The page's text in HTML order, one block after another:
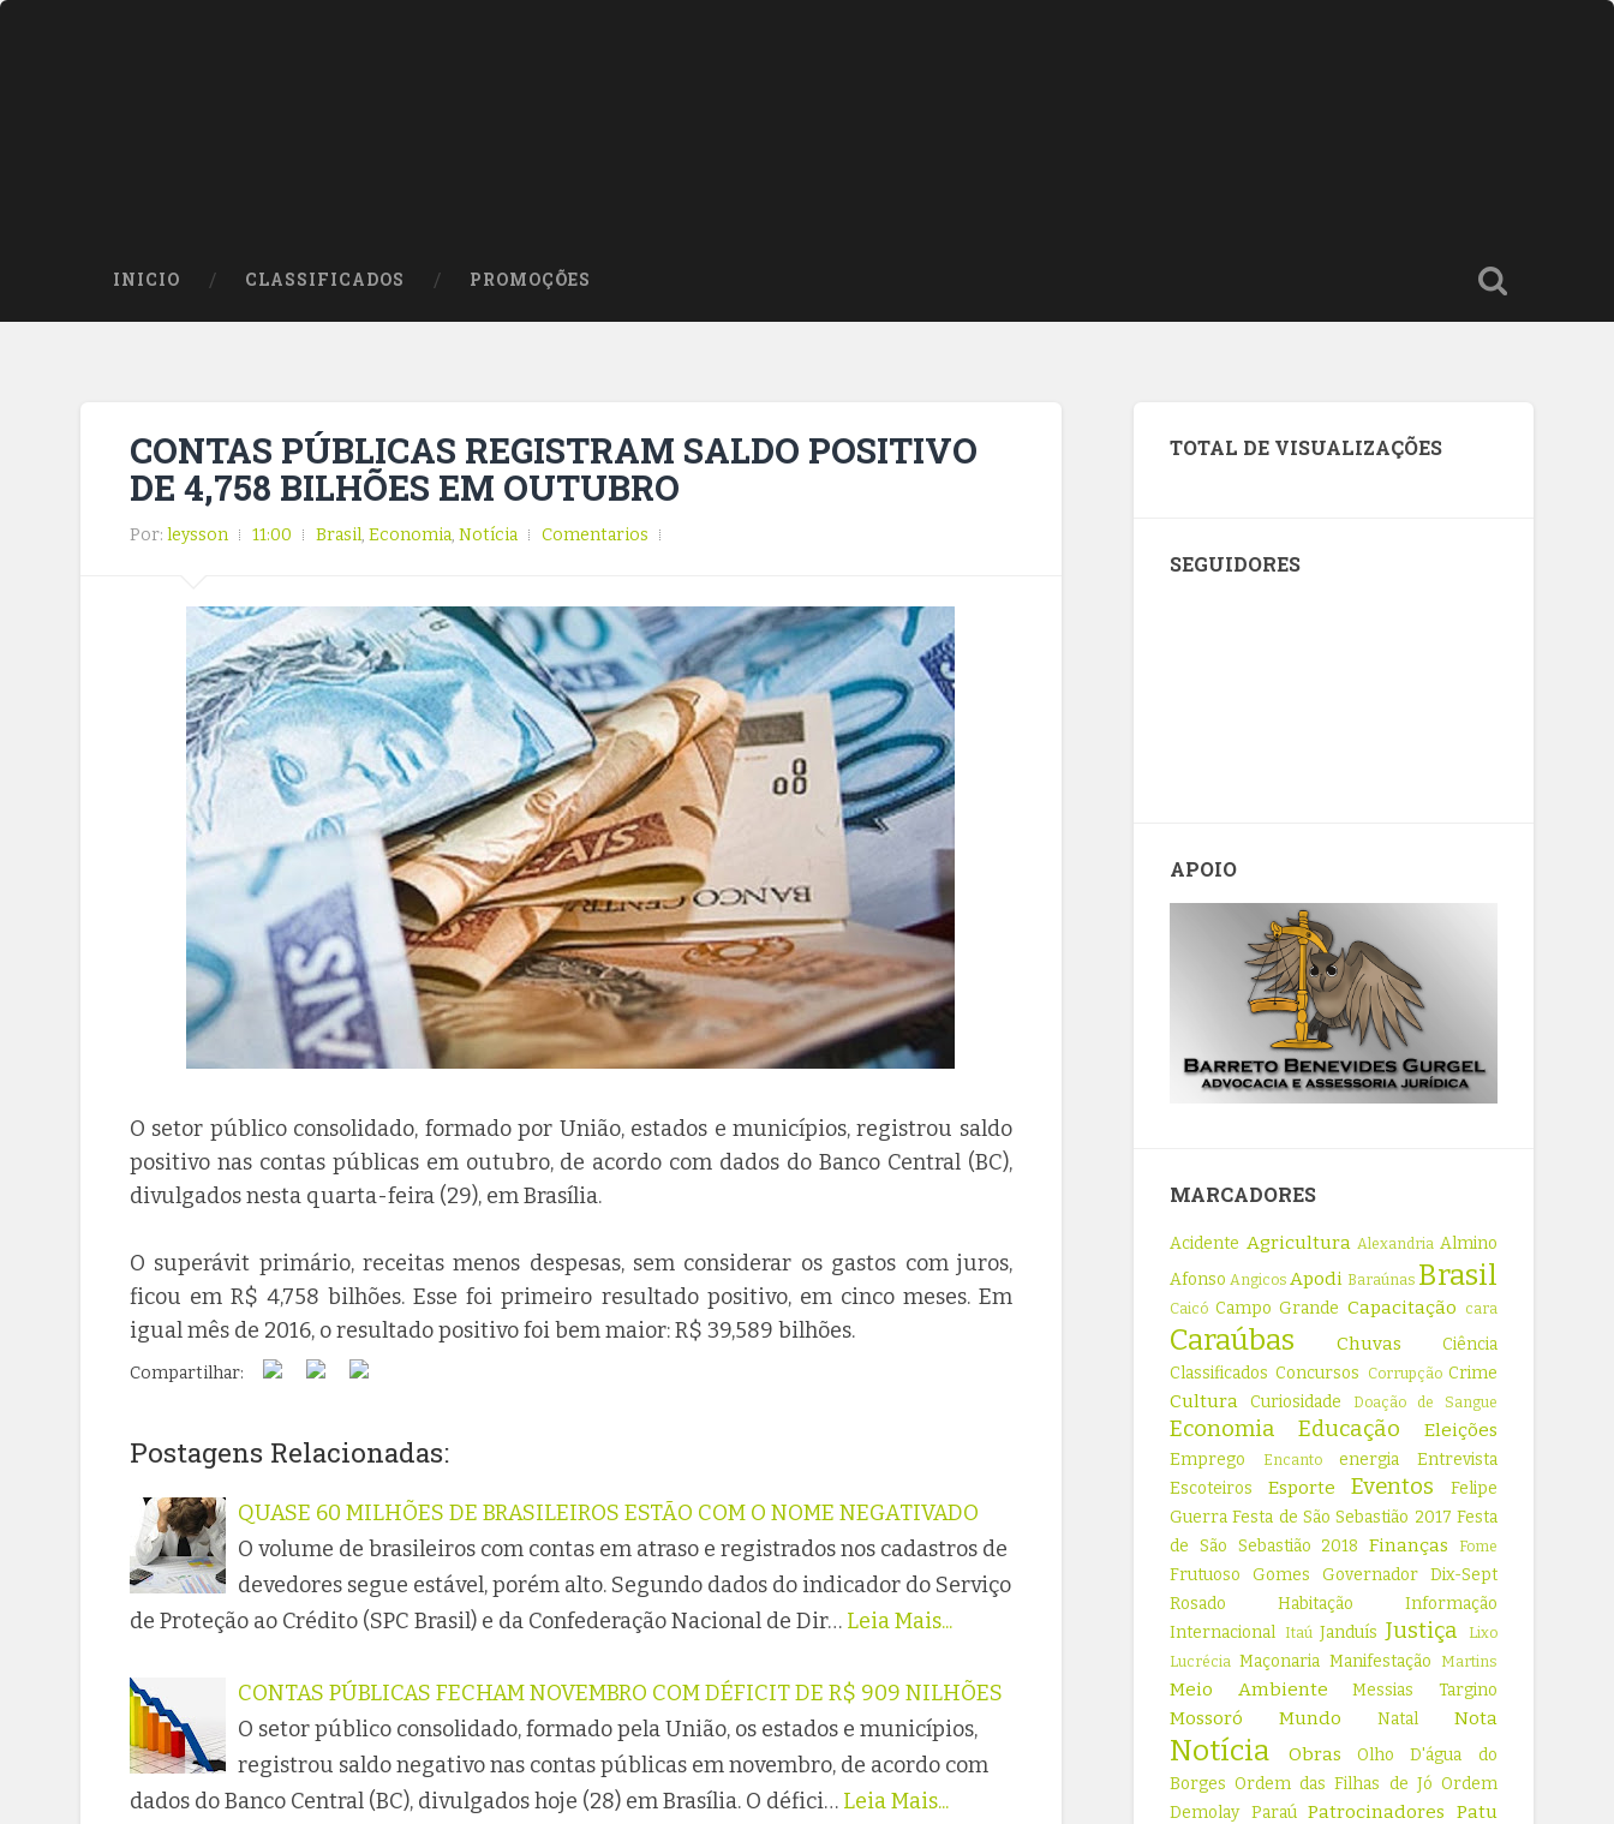
INICIO CLASSIFICADOS PROMOÇÕES
CONTAS PÚBLICAS REGISTRAM SALDO POSITIVO
DE 4,758 BILHÕES EM OUTUBRO
Por:leysson 11:00 Brasil,Economia,Notícia Comentarios
O setor público consolidado, formado por União, estados e municípios, registrou saldo
positivo nas contas públicas em outubro, de acordo com dados do Banco Central (BC),
divulgados nesta quarta-feira (29), em Brasília.
O superávit primário, receitas menos despesas, sem considerar os gastos com juros,
ficou em R$ 4,758 bilhões. Esse foi primeiro resultado positivo, em cinco meses. Em
igual mês de 2016, o resultado positivo foi bem maior: R$ 39,589 bilhões.
Compartilhar:
Postagens Relacionadas:
QUASE 60 MILHÕES DE BRASILEIROS ESTÃO COM O NOME NEGATIVADO
O volume de brasileiros com contas em atraso e registrados nos cadastros de
devedores segue estável, porém alto. Segundo dados do indicador do Serviço
de Proteção ao Crédito (SPC Brasil) e da Confederação Nacional de Dir… Leia Mais...
CONTAS PÚBLICAS FECHAM NOVEMBRO COM DÉFICIT DE R$ 909 NILHÕES
O setor público consolidado, formado pela União, os estados e municípios,
registrou saldo negativo nas contas públicas em novembro, de acordo com
dados do Banco Central (BC), divulgados hoje (28) em Brasília. O défici… Leia Mais...
TOTAL DE VISUALIZAÇÕES
SEGUIDORES
APOIO
MARCADORES
Acidente Agricultura Alexandria Almino
Afonso Angicos Apodi Baraúnas Brasil
Caicó Campo Grande Capacitação cara
Caraúbas Chuvas
Ciência
Classificados Concursos Corrupção Crime
Cultura Curiosidade Doação de Sangue
Economia Educação Eleições
Emprego Encanto energia
Entrevista
Escoteiros
Esporte Eventos
Felipe
Guerra Festa de São Sebastião 2017 Festa
de São Sebastião 2018 Finanças Fome
Frutuoso Gomes
Governador Dix-Sept
Rosado
Habitação
Informação
Internacional
Itaú Janduís Justiça
Lixo
Lucrécia Maçonaria Manifestação Martins
Meio Ambiente Messias Targino
Mossoró Mundo Natal Nota
Notícia Obras
Olho D'água do
Borges Ordem das Filhas de Jó Ordem
Demolay Paraú Patrocinadores Patu